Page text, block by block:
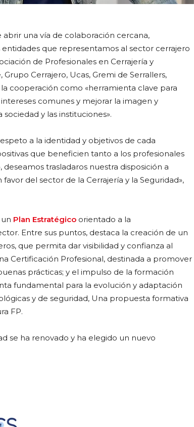
una vía de colaboración cercana,
que representamos al sector cerrajero
de Profesionales en Cerrajería y
Cerrajero, Ucas, Gremi de Serrallers,
cooperación como «herramienta clave para
comunes y mejorar la imagen y
y las instituciones».
a la identidad y objetivos de cada
que beneficien tanto a los profesionales
trasladaros nuestra disposición a
del sector de la Cerrajería y la Seguridad»,
Plan Estratégico orientado a la
Entre sus puntos, destaca la creación de un
que permita dar visibilidad y confianza al
Certificación Profesional, destinada a promover
prácticas; y el impulso de la formación
fundamental para la evolución y adaptación
y de seguridad, Una propuesta formativa
FP.
se ha renovado y ha elegido un nuevo